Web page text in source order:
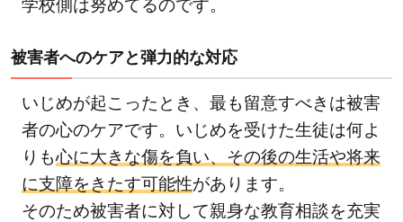
学校側は努めてるのです。
被害者へのケアと弾力的な対応
いじめが起こったとき、最も留意すべきは被害
者の心のケアです。いじめを受けた生徒は何よ
りも心に大きな傷を負い、その後の生活や将来
に支障をきたす可能性があります。
そのため被害者に対して親身な教育相談を充実